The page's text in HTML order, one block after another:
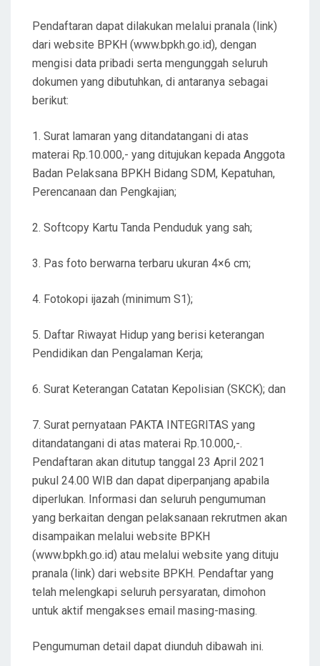
Pendaftaran dapat dilakukan melalui pranala (link)
dari website BPKH (www.bpkh.go.id), dengan
mengisi data pribadi serta mengunggah seluruh
dokumen yang dibutuhkan, di antaranya sebagai
berikut:
1. Surat lamaran yang ditandatangani di atas
materai Rp.10.000,- yang ditujukan kepada Anggota
Badan Pelaksana BPKH Bidang SDM, Kepatuhan,
Perencanaan dan Pengkajian;
2. Softcopy Kartu Tanda Penduduk yang sah;
3. Pas foto berwarna terbaru ukuran 4×6 cm;
4. Fotokopi ijazah (minimum S1);
5. Daftar Riwayat Hidup yang berisi keterangan
Pendidikan dan Pengalaman Kerja;
6. Surat Keterangan Catatan Kepolisian (SKCK); dan
7. Surat pernyataan PAKTA INTEGRITAS yang
ditandatangani di atas materai Rp.10.000,-.
Pendaftaran akan ditutup tanggal 23 April 2021
pukul 24.00 WIB dan dapat diperpanjang apabila
diperlukan. Informasi dan seluruh pengumuman
yang berkaitan dengan pelaksanaan rekrutmen akan
disampaikan melalui website BPKH
(www.bpkh.go.id) atau melalui website yang dituju
pranala (link) dari website BPKH. Pendaftar yang
telah melengkapi seluruh persyaratan, dimohon
untuk aktif mengakses email masing-masing.
Pengumuman detail dapat diunduh dibawah ini.